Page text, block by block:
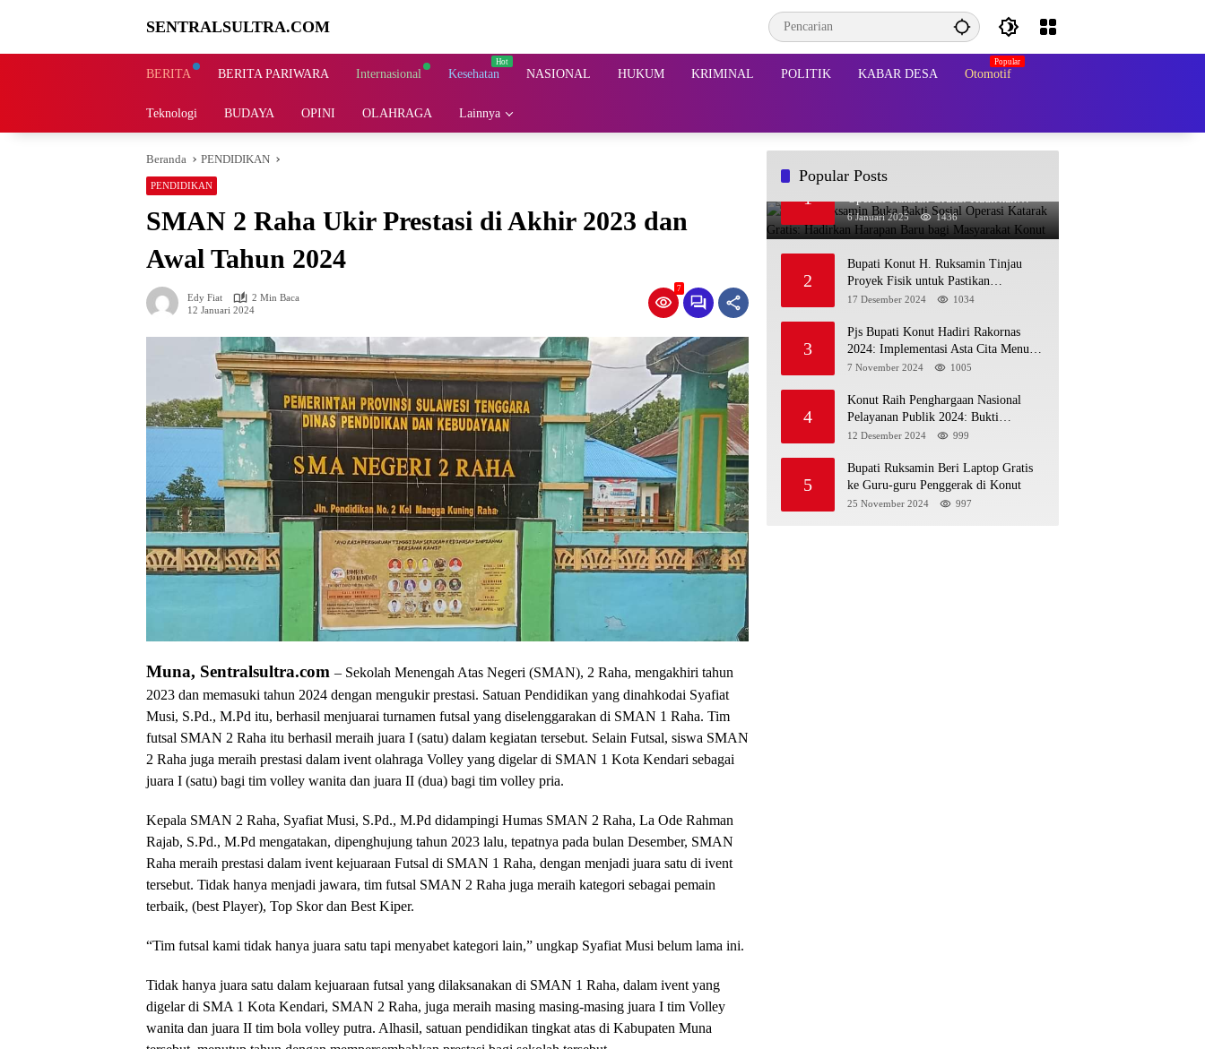
SENTRALSULTRA.COM
BERITA BERITA PARIWARA Internasional Kesehatan NASIONAL HUKUM KRIMINAL POLITIK KABAR DESA Otomotif
Teknologi BUDAYA OPINI OLAHRAGA Lainnya
Beranda PENDIDIKAN
PENDIDIKAN
SMAN 2 Raha Ukir Prestasi di Akhir 2023 dan
Awal Tahun 2024
Edy Fiat
2 Min Baca
12 Januari 2024
7
Muna, Sentralsultra.com – Sekolah Menengah Atas Negeri (SMAN), 2 Raha, mengakhiri tahun
2023 dan memasuki tahun 2024 dengan mengukir prestasi. Satuan Pendidikan yang dinahkodai Syafiat
Musi, S.Pd., M.Pd itu, berhasil menjuarai turnamen futsal yang diselenggarakan di SMAN 1 Raha. Tim
futsal SMAN 2 Raha itu berhasil meraih juara I (satu) dalam kegiatan tersebut. Selain Futsal, siswa SMAN
2 Raha juga meraih prestasi dalam ivent olahraga Volley yang digelar di SMAN 1 Kota Kendari sebagai
juara I (satu) bagi tim volley wanita dan juara II (dua) bagi tim volley pria.
Kepala SMAN 2 Raha, Syafiat Musi, S.Pd., M.Pd didampingi Humas SMAN 2 Raha, La Ode Rahman
Rajab, S.Pd., M.Pd mengatakan, dipenghujung tahun 2023 lalu, tepatnya pada bulan Desember, SMAN
Raha meraih prestasi dalam ivent kejuaraan Futsal di SMAN 1 Raha, dengan menjadi juara satu di ivent
tersebut. Tidak hanya menjadi jawara, tim futsal SMAN 2 Raha juga meraih kategori sebagai pemain
terbaik, (best Player), Top Skor dan Best Kiper.
“Tim futsal kami tidak hanya juara satu tapi menyabet kategori lain,” ungkap Syafiat Musi belum lama ini.
Tidak hanya juara satu dalam kejuaraan futsal yang dilaksanakan di SMAN 1 Raha, dalam ivent yang
digelar di SMA 1 Kota Kendari, SMAN 2 Raha, juga meraih masing masing-masing juara I tim Volley
wanita dan juara II tim bola volley putra. Alhasil, satuan pendidikan tingkat atas di Kabupaten Muna
Popular Posts
1
Bupati Ruksamin Buka Bakti Sosial
Operasi Katarak Gratis: Hadirkan
Harapan Baru bagi Masyarakat Konut
6 Januari 2025 1436
2
Bupati Konut H. Ruksamin Tinjau
Proyek Fisik untuk Pastikan
Kesesuaian dengan Perencanaan
17 Desember 2024 1034
3
Pjs Bupati Konut Hadiri Rakornas
2024: Implementasi Asta Cita Menuju
Indonesia Emas
7 November 2024 1005
4
Konut Raih Penghargaan Nasional
Pelayanan Publik 2024: Bukti
Komitmen Menuju Pelayanan Prima
12 Desember 2024 999
5
Bupati Ruksamin Beri Laptop Gratis
ke Guru-guru Penggerak di Konut
25 November 2024 997